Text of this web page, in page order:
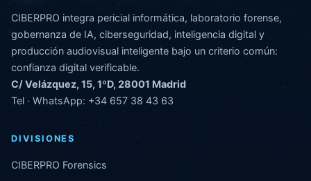
CIBERPRO integra pericial informática, laboratorio forense,
gobernanza de IA, ciberseguridad, inteligencia digital y
producción audiovisual inteligente bajo un criterio común:
confianza digital verificable.
C/ Velázquez, 15, 1ºD, 28001 Madrid
Tel · WhatsApp: +34 657 38 43 63
DIVISIONES
CIBERPRO Forensics